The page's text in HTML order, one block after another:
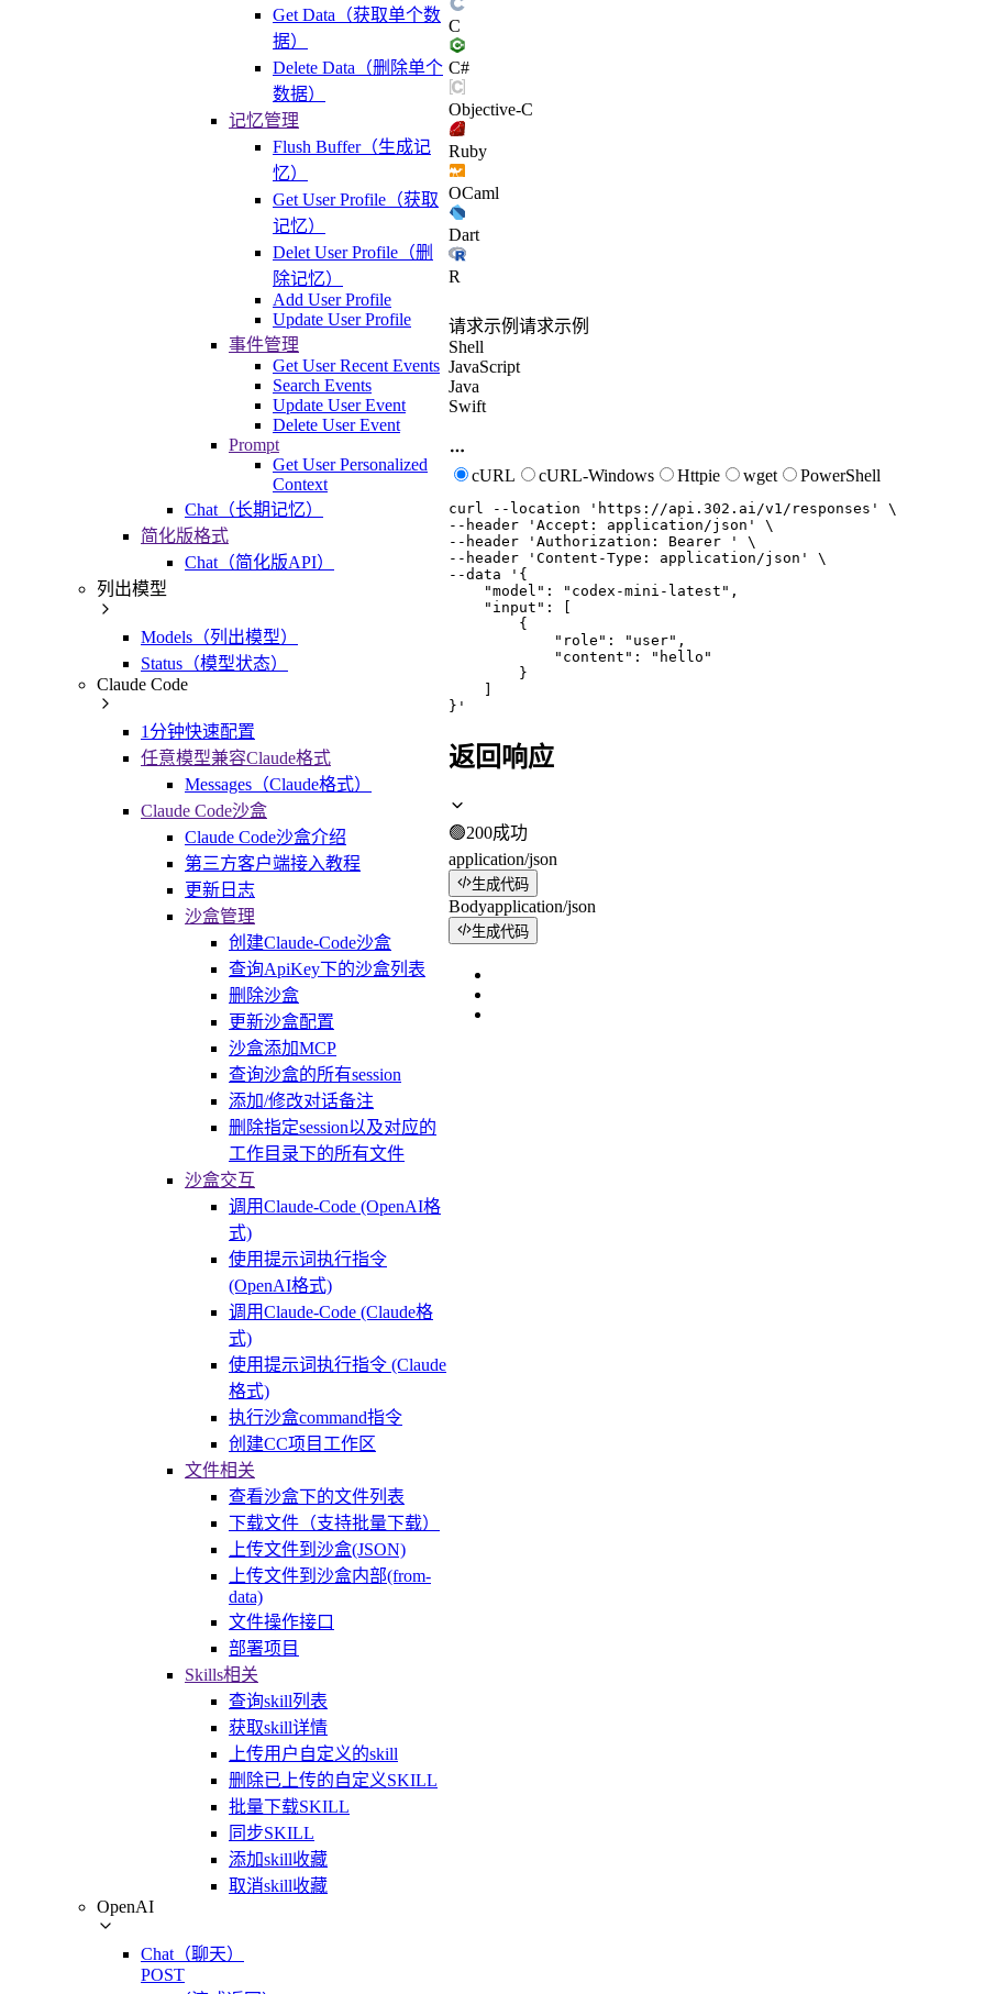
Get Data（获取单个数
据）
Delete Data（删除单个
数据）
记忆管理
Flush Buffer（生成记
忆）
Get User Profile（获取
记忆）
Delet User Profile（删
除记忆）
Add User Profile
Update User Profile
事件管理
Get User Recent Events
Search Events
Update User Event
Delete User Event
Prompt
Get User Personalized
Context
Chat（长期记忆）
简化版格式
Chat（简化版API）
列出模型
Models（列出模型）
Status（模型状态）
Claude Code
1分钟快速配置
任意模型兼容Claude格式
Messages（Claude格式）
Claude Code沙盒
Claude Code沙盒介绍
第三方客户端接入教程
更新日志
沙盒管理
创建Claude-Code沙盒
查询ApiKey下的沙盒列表
删除沙盒
更新沙盒配置
沙盒添加MCP
查询沙盒的所有session
添加/修改对话备注
删除指定session以及对应的
工作目录下的所有文件
沙盒交互
调用Claude-Code (OpenAI格
式)
使用提示词执行指令
(OpenAI格式)
调用Claude-Code (Claude格
式)
使用提示词执行指令 (Claude
格式)
执行沙盒command指令
创建CC项目工作区
文件相关
查看沙盒下的文件列表
下载文件（支持批量下载）
上传文件到沙盒(JSON)
上传文件到沙盒内部(from-
data)
文件操作接口
部署项目
Skills相关
查询skill列表
获取skill详情
上传用户自定义的skill
删除已上传的自定义SKILL
批量下载SKILL
同步SKILL
添加skill收藏
取消skill收藏
OpenAI
Chat（聊天）
POST
C
C#
Objective-C
Ruby
OCaml
Dart
R
请求示例 请求示例
Shell
JavaScript
Java
Swift
cURL cURL-Windows Httpie wget PowerShell
curl --location 'https://api.302.ai/v1/responses'
--header
'Accept: application/json'
--header
'Authorization: Bearer '
--header
'Content-Type: application/json'
--data
'{
    "model": "codex-mini-latest",
    "input": [
        {
            "role": "user",
            "content": "hello"
        }
    ]
}'
返回响应
🟢200成功
application/json
生成代码
Bodyapplication/json
生成代码